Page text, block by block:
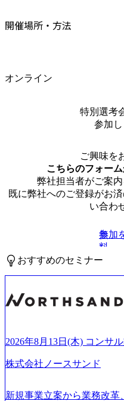
開催場所・方法
オンライン
特別選考
参加
ご興味を
こちらのフォー
弊社担当者がご案
既に弊社へのご登録がお
い合わ
無
料
参加
おすすめのセミナー
2026年8月13日(木) コンサ
株式会社ノースサンド
新規事業立案から業務改